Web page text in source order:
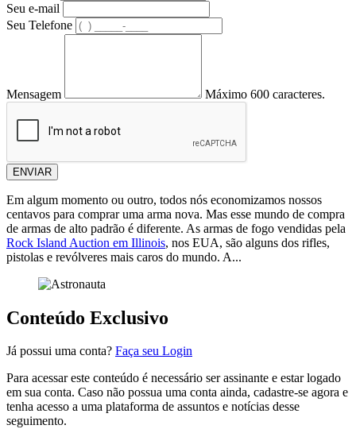
Seu e-mail
Seu Telefone
Mensagem Máximo 600 caracteres.
ENVIAR
Em algum momento ou outro, todos nós economizamos nossos
centavos para comprar uma arma nova. Mas esse mundo de compra
de armas de alto padrão é diferente. As armas de fogo vendidas pela
Rock Island Auction em Illinois, nos EUA, são alguns dos rifles,
pistolas e revólveres mais caros do mundo. A...
Conteúdo Exclusivo
Já possui uma conta? Faça seu Login
Para acessar este conteúdo é necessário ser assinante e estar logado
em sua conta. Caso não possua uma conta ainda, cadastre-se agora e
tenha acesso a uma plataforma de assuntos e notícias desse
seguimento.